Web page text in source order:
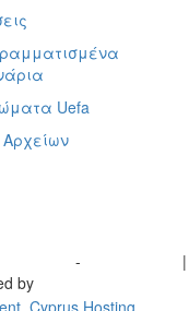
Uefa
-
|
by